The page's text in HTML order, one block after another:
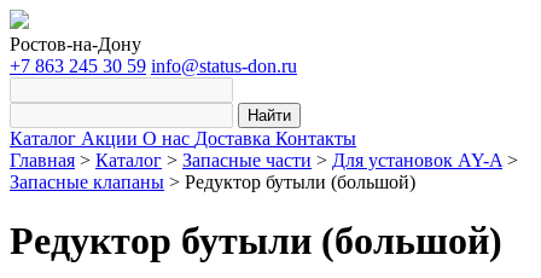
Ростов-на-Дону
+7 863 245 30 59 info@status-don.ru
Найти
Каталог Акции О нас Доставка Контакты
Главная > Каталог > Запасные части > Для установок AY-A >
Запасные клапаны > Редуктор бутыли (большой)
Редуктор бутыли (большой)